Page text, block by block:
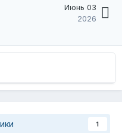
Июнь 03
2026
1